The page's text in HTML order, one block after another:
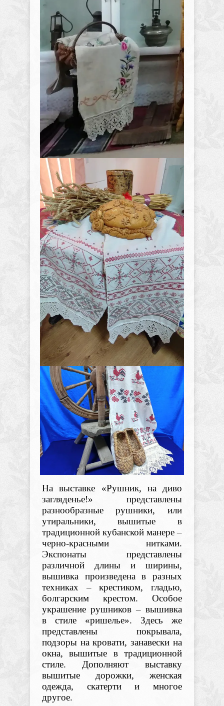
Навыставке «Рушник, на диво
загляденье!»представлены
разнообразные рушники, или
утиральники, вышитые в
традиционной кубанской манере –
черно-красными нитками.
Экспонаты представлены
различной длины и ширины,
вышивка произведена в разных
техниках – крестиком, гладью,
болгарским крестом. Особое
украшение рушников – вышивка
в стиле «ришелье». Здесь же
представлены покрывала,
подзоры на кровати, занавески на
окна, вышитые в традиционной
стиле. Дополняют выставку
вышитые дорожки, женская
одежда, скатерти и многое
другое.